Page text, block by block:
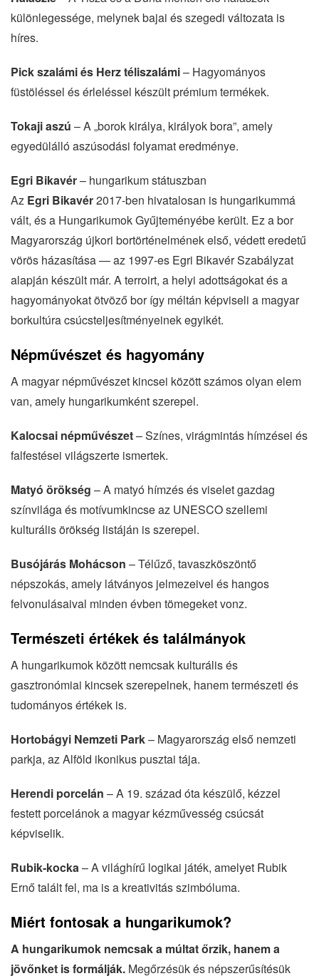
különlegessége, melynek bajai és szegedi változata is
híres.
Pick szalámi és Herz téliszalámi– Hagyományos
füstöléssel és érleléssel készült prémium termékek.
Tokaji aszú – A „borok királya, királyok bora”, amely
egyedülálló aszúsodási folyamat eredménye.
Egri Bikavér– hungarikum státuszban
Az Egri Bikavér2017-ben hivatalosan is hungarikummá
vált, és a Hungarikumok Gyűjteményébe került. Ez a bor
Magyarország újkori bortörténelmének első, védett eredetű
vörös házasítása — az 1997-es Egri Bikavér Szabályzat
alapján készült már. A terroirt, a helyi adottságokat és a
hagyományokat ötvöző bor így méltán képviseli a magyar
borkultúra csúcsteljesítményeinek egyikét.
Népművészet és hagyomány
A magyar népművészet kincsei között számos olyan elem
van, amely hungarikumként szerepel.
Kalocsai népművészet– Színes, virágmintás hímzései és
falfestései világszerte ismertek.
Matyó örökség – A matyó hímzés és viselet gazdag
színvilága és motívumkincse az UNESCO szellemi
kulturális örökség listáján is szerepel.
Busójárás Mohácson – Télűző, tavaszköszöntő
népszokás, amely látványos jelmezeivel és hangos
felvonulásaival minden évben tömegeket vonz.
Természeti értékek és találmányok
A hungarikumok között nemcsak kulturális és
gasztronómiai kincsek szerepelnek, hanem természeti és
tudományos értékek is.
Hortobágyi Nemzeti Park– Magyarország első nemzeti
parkja, az Alföld ikonikus pusztai tája.
Herendi porcelán – A 19. század óta készülő, kézzel
festett porcelánok a magyar kézművesség csúcsát
képviselik.
Rubik-kocka– A világhírű logikai játék, amelyet Rubik
Ernő talált fel, ma is a kreativitás szimbóluma.
Miért fontosak a hungarikumok?
A hungarikumok nemcsak a múltat őrzik, hanem a
jövőnket is formálják. Megőrzésük és népszerűsítésük